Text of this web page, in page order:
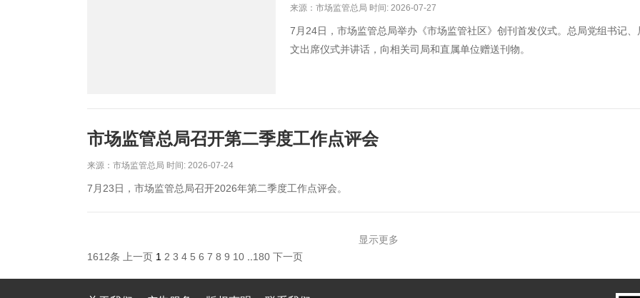
来源：市场监管总局 时间: 2026-07-27
7月24日，市场监管总局举办《市场监管社区》创刊首发仪式。总局党组书记、
文出席仪式并讲话，向相关司局和直属单位赠送刊物。
市场监管总局召开第二季度工作点评会
来源：市场监管总局 时间: 2026-07-24
7月23日，市场监管总局召开2026年第二季度工作点评会。
显示更多
1612条
上一页 1 2 3 4 5 6 7 8 9 10 180 下一页